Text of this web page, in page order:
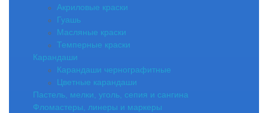
Акриловые краски
Гуашь
Масляные краски
Темперные краски
Карандаши
Карандаши чернографитные
Цветные карандаши
Пастель, мелки, уголь, сепия и сангина
Фломастеры, линеры и маркеры